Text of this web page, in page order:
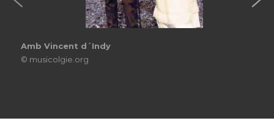
Amb Vincent d´Indy
© musicolgie.org